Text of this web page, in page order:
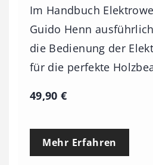
Im Handbuch
Guido Henn
die Bedienung der
für die perfekte
49,90€
Mehr Erfahren